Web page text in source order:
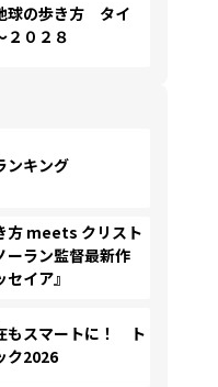
球の歩き方 タイ
２０２８
ンキング
方 meets クリスト
ーラン監督最新作
セイア』
もスマートに！ ト
ク2026